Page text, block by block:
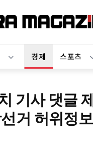
경제 스포츠
기사 댓글
거 허위정